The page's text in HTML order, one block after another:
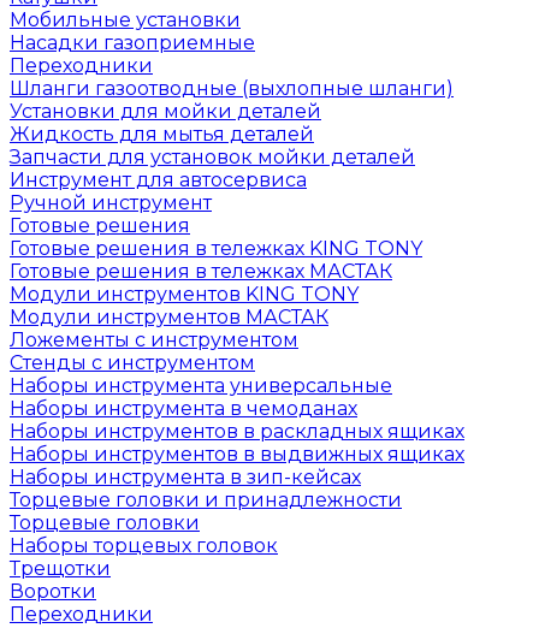
Мобильные установки
Насадки газоприемные
Переходники
Шланги газоотводные (выхлопные шланги)
Установки для мойки деталей
Жидкость для мытья деталей
Запчасти для установок мойки деталей
Инструмент для автосервиса
Ручной инструмент
Готовые решения
Готовые решения в тележках KING TONY
Готовые решения в тележках МАСТАК
Модули инструментов KING TONY
Модули инструментов МАСТАК
Ложементы с инструментом
Стенды с инструментом
Наборы инструмента универсальные
Наборы инструмента в чемоданах
Наборы инструментов в раскладных ящиках
Наборы инструментов в выдвижных ящиках
Наборы инструмента в зип-кейсах
Торцевые головки и принадлежности
Торцевые головки
Наборы торцевых головок
Трещотки
Воротки
Переходники